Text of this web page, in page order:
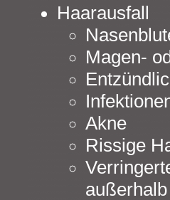
Haarausfall
Magen-
Akne
Rissige